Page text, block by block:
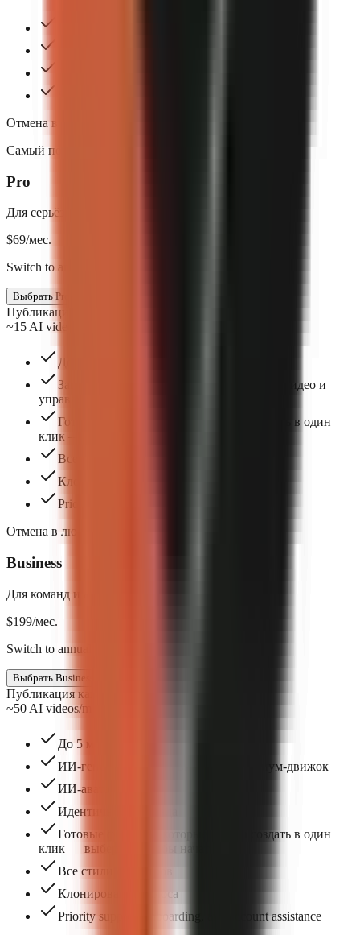
Отмена в любое время. Без контрактов.
Самый популярный
Pro
Для серьёзных авторов
$69/мес.
Switch to annual & save $138
Выбрать Pro
Публикация 3 раза в неделю
~15 AI videos/mo
До 3 мест в команде
Загружайте собственные изображения и видео и
управляйте ими
Готовые форматы, которые можно создать в один
клик — выберите, чтобы начать.
Все стили субтитров
Клонирование голоса
Priority support and workflow guidance
Отмена в любое время. Без контрактов.
Business
Для команд и агентств
$199/мес.
Switch to annual & save $398
Выбрать Business
Публикация каждый день
~50 AI videos/mo
До 5 мест в команде
ИИ-генерированный визуал — премиум-движок
ИИ-аватары
Идентичность бренда
Готовые форматы, которые можно создать в один
клик — выберите, чтобы начать.
Все стили субтитров
Клонирование голоса
Priority support, onboarding, and account assistance